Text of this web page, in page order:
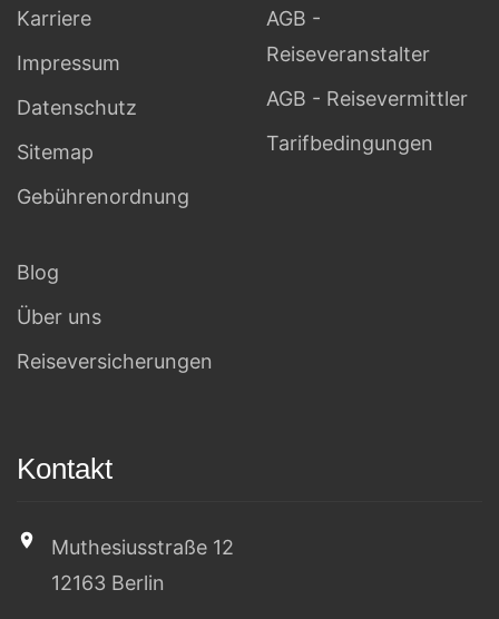
Karriere
Impressum
Datenschutz
Sitemap
Gebührenordnung
AGB -
Reiseveranstalter
AGB - Reisevermittler
Tarifbedingungen
Blog
Über uns
Reiseversicherungen
Kontakt
Muthesiusstraße 12
12163 Berlin